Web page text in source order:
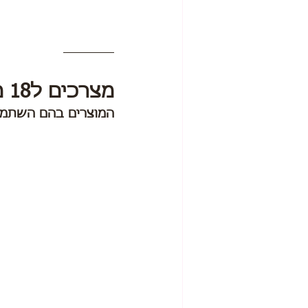
מצרכים ל18 מאפים
המוצרים בהם